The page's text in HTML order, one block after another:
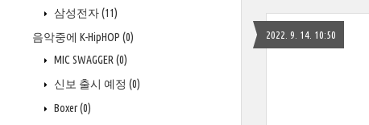
삼성전자(11)
음악중에 K-HipHOP (0)
MIC SWAGGER (0)
신보 출시 예정 (0)
Boxer(0)
2022. 9. 14. 10:50